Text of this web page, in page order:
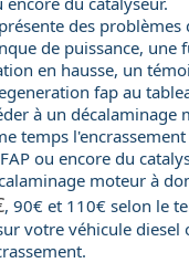
des problèmes
de puissance, une
en hausse, un
fap au
à un décalaminage
temps
ou encore du
moteurà
, 90€ et 110€ selon le
votre véhiculediesel